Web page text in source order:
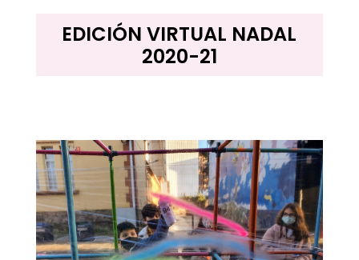
EDICIÓN VIRTUAL NADAL
2020-21